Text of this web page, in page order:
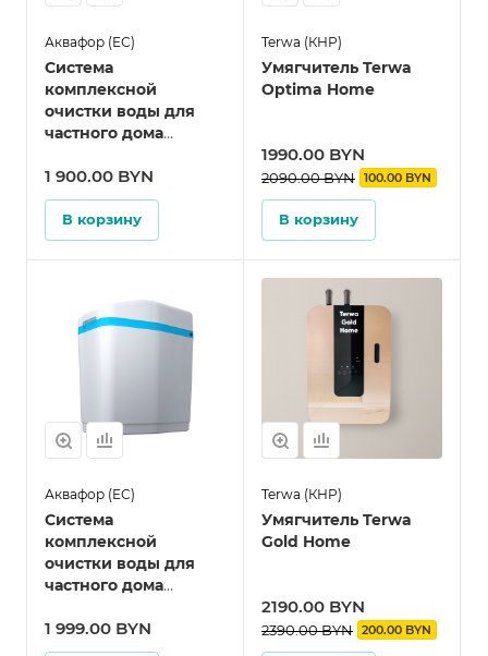
Аквафор (ЕС)
Система
комплексной
очистки воды для
частного дома
(S550)
1 900.00 BYN
В корзину
Terwa (КНР)
Умягчитель Terwa
Optima Home
1990.00 BYN
2090.00 BYN 100.00 BYN
В корзину
Аквафор (ЕС)
Система
комплексной
очистки воды для
частного дома
(S550 P1)
1 999.00 BYN
Terwa (КНР)
Умягчитель Terwa
Gold Home
2190.00 BYN
2390.00 BYN 200.00 BYN